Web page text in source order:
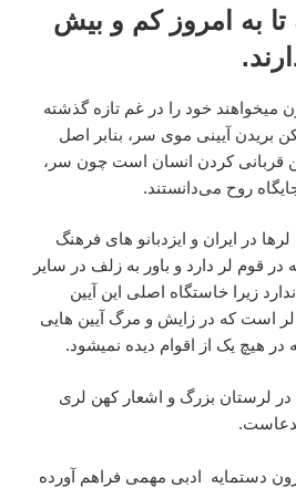
تا به امروز کم و بیش
میخواهند خود را در غم تازه گذشته
بریدن آیینی موی سر، بنابر اصل
قربانی کردن انسان است چون سر،
روح می‌دانستند.
در ایران و ایزدبانو های فرهنگ
قوم لر دارد و باور به زلف در سایر
زیرا خاستگاه اصلی این آیین
است که در زایش و مرگ آیین هایی
هیچ یک از اقوام دیده نمیشود.
لرستان بزرگ و اشعار کهن لری
دستمایه ادبی مهمی فراهم آورده